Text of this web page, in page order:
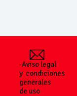
-Aviso legal
y condiciones
generales
de uso